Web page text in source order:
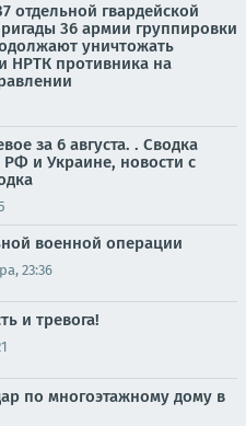
отдельной гвардейской
36 армии группировки
уничтожать
НРТК противника на
за 6 августа. . Сводка
и Украине, новости с
военной операции
23:36
и тревога!
по многоэтажному дому в